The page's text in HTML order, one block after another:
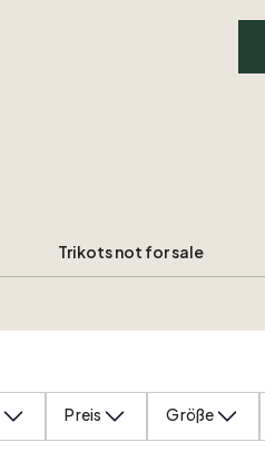
Trikots not for sale
Preis Größe